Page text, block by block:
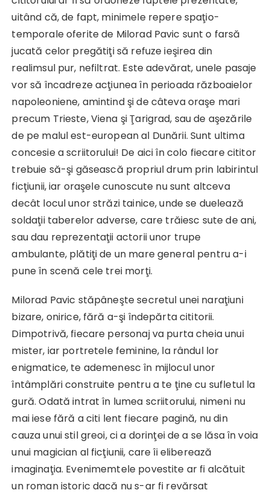
uitând că, de fapt, minimele repere spaţio-
temporale oferite de Milorad Pavic sunt o farsă
jucată celor pregătiţi să refuze ieşirea din
realimsul pur, nefiltrat. Este adevărat, unele pasaje
vor să încadreze acţiunea în perioada războaielor
napoleoniene, amintind şi de câteva oraşe mari
precum Trieste, Viena şi Ţarigrad, sau de aşezările
de pe malul est-european al Dunării. Sunt ultima
concesie a scriitorului! De aici în colo fiecare cititor
trebuie să-şi găsească propriul drum prin labirintul
ficţiunii, iar oraşele cunoscute nu sunt altceva
decât locul unor străzi tainice, unde se duelează
soldaţii taberelor adverse, care trăiesc sute de ani,
sau dau reprezentaţii actorii unor trupe
ambulante, plătiţi de un mare general pentru a-i
pune în scenă cele trei morţi.
Milorad Pavic stăpâneşte secretul unei naraţiuni
bizare, onirice, fără a-şi îndepărta cititorii.
Dimpotrivă, fiecare personaj va purta cheia unui
mister, iar portretele feminine, la rândul lor
enigmatice, te ademenesc în mijlocul unor
întâmplări construite pentru a te ţine cu sufletul la
gură. Odată intrat în lumea scriitorului, nimeni nu
mai iese fără a citi lent fiecare pagină, nu din
cauza unui stil greoi, ci a dorinţei de a se lăsa în voia
unui magician al ficţiunii, care îi eliberează
imaginaţia. Evenimemtele povestite ar fi alcătuit
un roman istoric dacă nu s-ar fi revărsat